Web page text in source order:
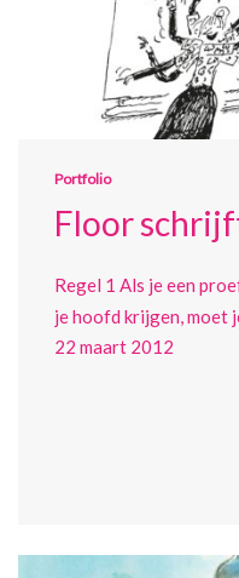
Portfolio
Floor
Regel 1 Als je een
je hoofd krijgen, moet
22 maart 2012